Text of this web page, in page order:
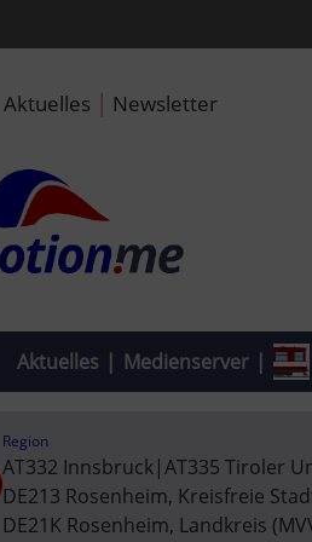
Aktuelles | Newsletter
Aktuelles | Medienserver |
Region
AT332 Innsbruck|AT335 Tiroler
DE213 Rosenheim, Kreisfreie
DE21K Rosenheim, Landkreis